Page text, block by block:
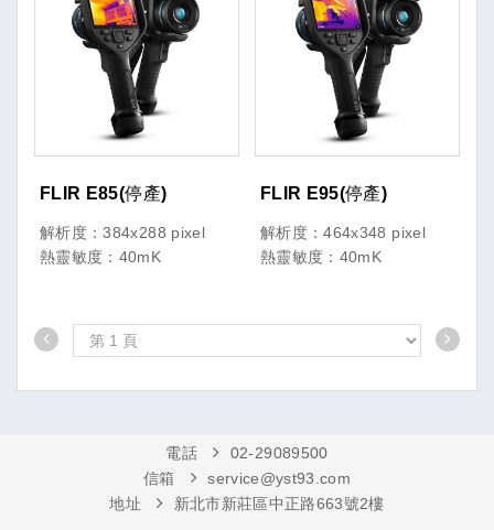
FLIR E85(停產)
解析度：384x288 pixel
熱靈敏度：40mK
FLIR E95(停產)
解析度：464x348 pixel
熱靈敏度：40mK
電話
02-29089500
信箱
service@yst93.com
地址
新北市新莊區中正路663號2樓